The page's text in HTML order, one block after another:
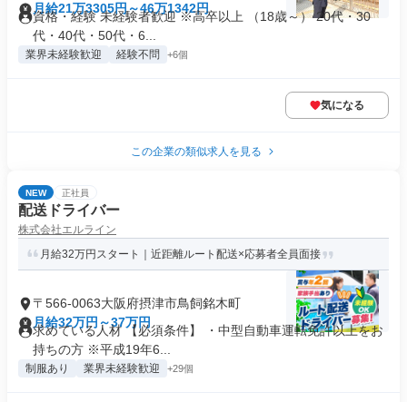
月給21万3305円～46万1342円
資格・経験 未経験者歓迎 ※高卒以上 （18歳～） 20代・30
代・40代・50代・6...
業界未経験歓迎 経験不問 +6個
気になる
この企業の類似求人を見る
NEW 正社員
配送ドライバー
株式会社エルライン
月給32万円スタート｜近距離ルート配送×応募者全員面接
〒566-0063大阪府摂津市鳥飼銘木町
月給32万円～37万円
求めている人材 【必須条件】 ・中型自動車運転免許以上をお
持ちの方 ※平成19年6...
制服あり 業界未経験歓迎 +29個